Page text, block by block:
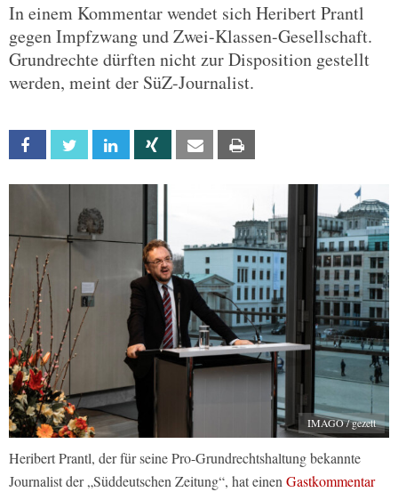
In einem Kommentar wendet sich Heribert Prantl
gegen Impfzwang und Zwei-Klassen-Gesellschaft.
Grundrechte dürften nicht zur Disposition gestellt
werden, meint der SüZ-Journalist.
Facebook Twitter Linkedin Xing Email
IMAGO / gezett
Heribert Prantl, der für seine Pro-Grundrechtshaltung bekannte
Journalist der „Süddeutschen Zeitung“, hat einenGastkommentar